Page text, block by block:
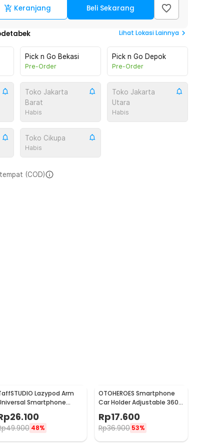
Keranjang Beli Sekarang
Lihat Lokasi Lainnya
Pick n Go Bekasi
Pre-Order
Pick n Go Depok
Pre-Order
Toko Jakarta
Barat
Habis
Toko Jakarta
Utara
Habis
Toko Cikupa
Habis
(COD)
Lazypod Arm
Smartphone
Tablet Holder Klip Clamp -
13826.100
49.900 48%
OTOHEROES Smartphone
Car Holder Adjustable 360
Degree with Suction Cup -
T003
Rp17.600
Rp36.900 53%